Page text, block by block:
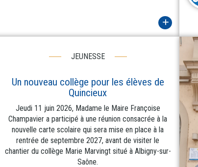
JEUNESSE
Un nouveau collège pour les élèves de
Quincieux
Jeudi 11 juin 2026, Madame le Maire Françoise
Champavier a participé à une réunion consacrée à la
nouvelle carte scolaire qui sera mise en place à la
rentrée de septembre 2027, avant de visiter le
chantier du collège Marie Marvingt situé à Albigny-sur-
Saône.